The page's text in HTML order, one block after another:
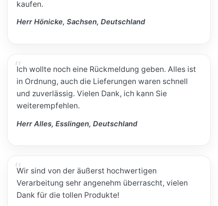
kaufen.
Herr Hönicke, Sachsen, Deutschland
Ich wollte noch eine Rückmeldung geben. Alles ist
in Ordnung, auch die Lieferungen waren schnell
und zuverlässig. Vielen Dank, ich kann Sie
weiterempfehlen.
Herr Alles, Esslingen, Deutschland
Wir sind von der äußerst hochwertigen
Verarbeitung sehr angenehm überrascht, vielen
Dank für die tollen Produkte!